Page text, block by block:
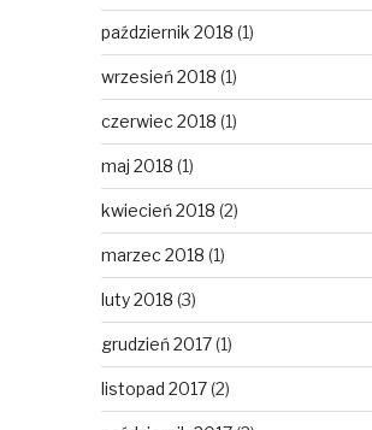
październik 2018 (1)
wrzesień 2018 (1)
czerwiec 2018 (1)
maj 2018 (1)
kwiecień 2018 (2)
marzec 2018 (1)
luty 2018 (3)
grudzień 2017(1)
listopad 2017(2)